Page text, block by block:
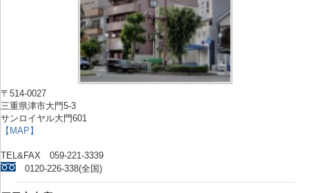
〒514-0027
三重県津市大門5-3
サンロイヤル大門601
【MAP】
TEL&FAX 059-221-3339
0120-226-338(全国)